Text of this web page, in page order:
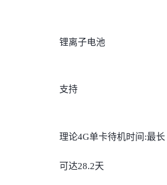
锂离子电池
支持
理论4G单卡待机时间:最长
可达28.2天